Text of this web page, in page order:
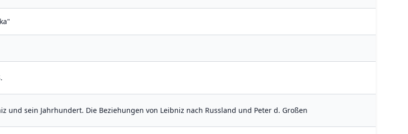
und sein Jahrhundert. Die Beziehungen von Leibniz nach Russland und Peter d. Großen